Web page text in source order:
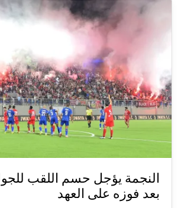
النجمة يؤجل حسم اللقب
بعد فوزه على العهد